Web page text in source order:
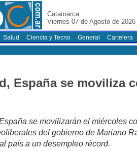
Catamarca
Viernes 07 de Agosto de 2026
Salud Ciencia y Tecno General Cartelera
España se moviliza
se movilizarán el miércoles
del gobierno de Mariano
país a un desempleo récord.